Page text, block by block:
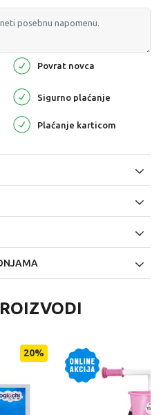
Povrat novca
Sigurno plaćanje
Plaćanje karticom
20%